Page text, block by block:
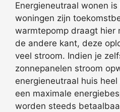
Energieneutraal wonen
woningen zijn
warmtepomp draagt hier
de andere kant, deze
veel stroom. Indien je
zonnepanelen stroom
energieneutraal huis
een maximale
worden steeds